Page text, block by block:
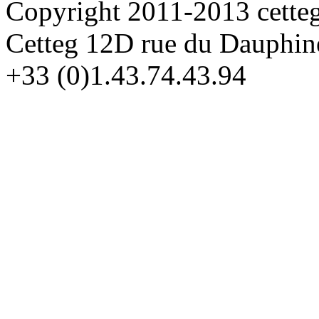
Copyright 2011-2013
Cetteg 12D rue du
+33 (0)1.43.74.43.94